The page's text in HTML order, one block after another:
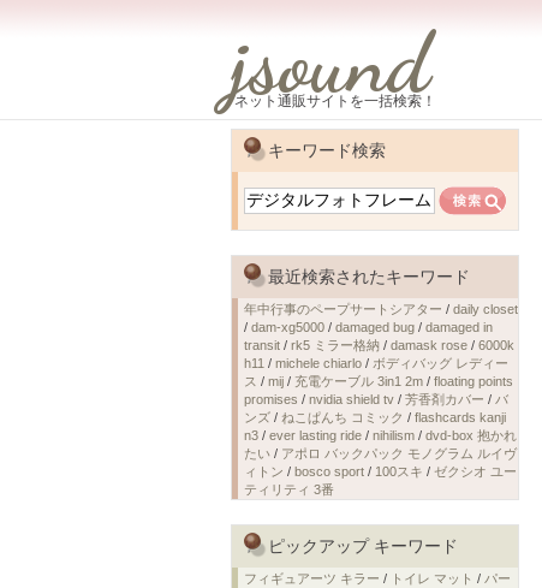
jsound
ネット通販サイトを一括検索！
キーワード検索
最近検索されたキーワード
年中行事のペープサートシアター / daily closet
/ dam-xg5000 / damaged bug / damaged in
transit / rk5 ミラー格納 / damask rose / 6000k
h11 / michele chiarlo / ボディバッグ レディー
ス / mij / 充電ケーブル 3in1 2m / floating points
promises / nvidia shield tv / 芳香剤カバー / バ
ンズ / ねこぱんち コミック / flashcards kanji
n3 / ever lasting ride / nihilism / dvd-box 抱かれ
たい / アポロ バックパック モノグラム ルイヴ
ィトン / bosco sport / 100スキ / ゼクシオ ユー
ティリティ 3番
ピックアップ キーワード
フィギュアーツ キラー / トイレ マット / パー